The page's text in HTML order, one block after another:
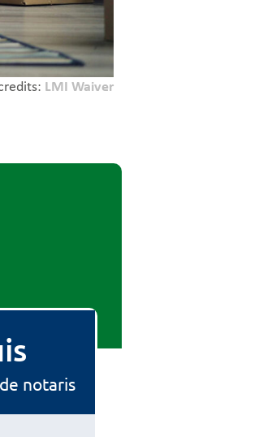
LMI Waiver
notaris